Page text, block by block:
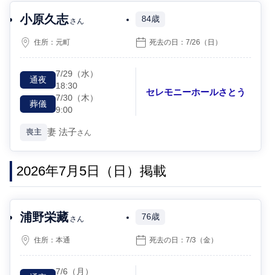
小原久志 さん 84歳
住所： 元町 死去の日：7/26 （日）
通夜
7/29 （水）
18:30
葬儀
7/30 （木）
9:00
セレモニーホールさとう
喪主 妻 法子さん
2026年7月5日（日）掲載
浦野栄藏 さん 76歳
住所：本通 死去の日：7/3 （金）
7/6 （月）